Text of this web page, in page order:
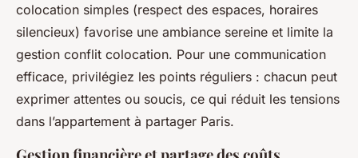
colocation simples (respect des espaces, horaires
silencieux) favorise une ambiance sereine et limite la
gestion conflit colocation. Pour une communication
efficace, privilégiez les points réguliers : chacun peut
exprimer attentes ou soucis, ce qui réduit les tensions
dans l’appartement à partager Paris.